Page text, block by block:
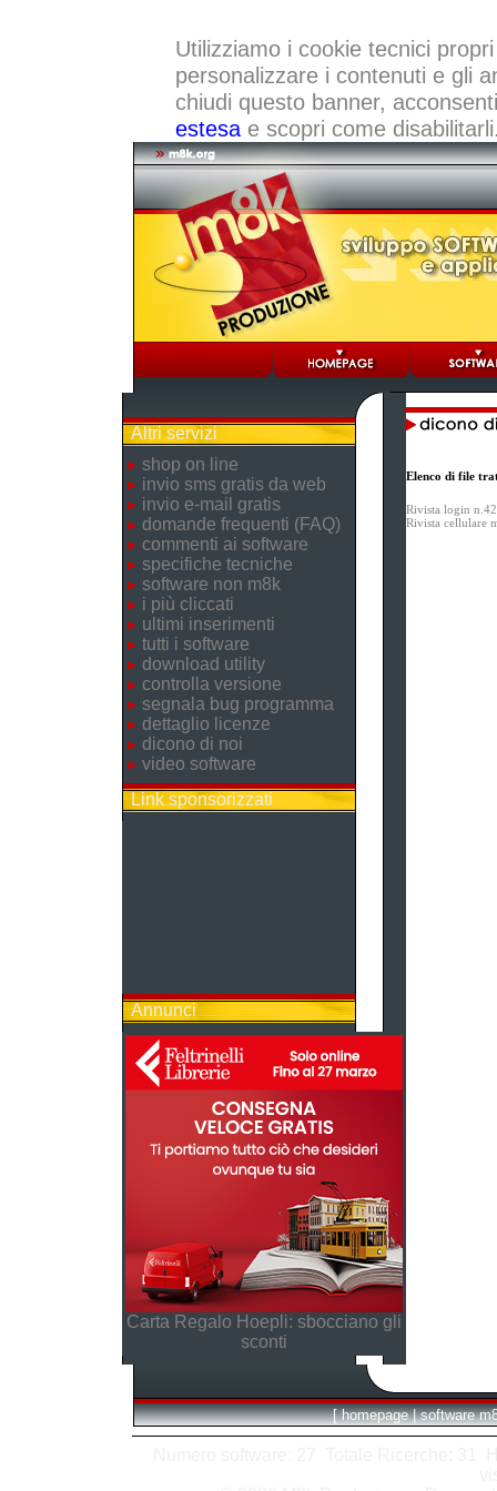
Utilizziamo i cookie tecnici
personalizzare i contenuti e gli
chiudi questo banner,
estesae scopri come
Altri servizi
shop on line
invio sms gratis da web
invio e-mail gratis
domande frequenti (FAQ)
commenti ai software
specifiche tecniche
software non m8k
i più cliccati
ultimi inserimenti
tutti i software
download utility
controlla versione
segnala bug programma
dettaglio licenze
dicono di noi
video software
Link sponsorizzati
Annunci
Carta Regalo Hoepli: sbocciano gli
sconti
Elenco di file
Rivista login
Rivista cellulare
[ homepage | software